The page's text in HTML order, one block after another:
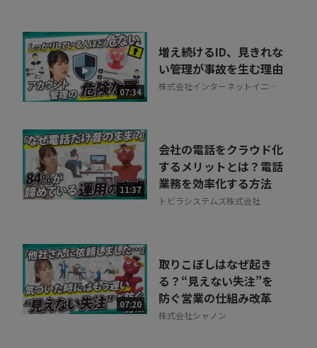
07:34
増え続けるID、見きれな
い管理が事故を生む理由
株式会社インターネットイニシ
11:37
会社の電話をクラウド化
するメリットとは？電話
業務を効率化する方法
トビラシステムズ株式会社
07:20
取りこぼしはなぜ起き
る？“見えない失注”を
防ぐ営業の仕組み改革
株式会社シャノン